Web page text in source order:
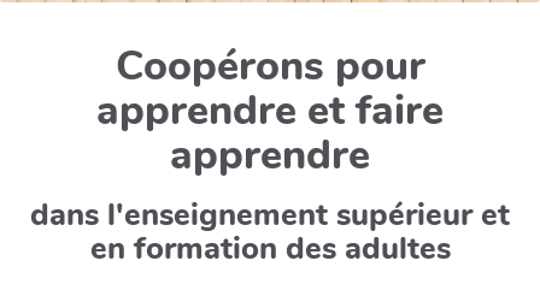
Coopérons pour
apprendre et faire
apprendre
dans l'enseignement supérieur et
en formation des adultes